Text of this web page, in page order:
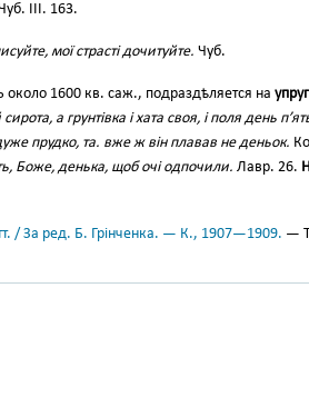
ІІІ. 163.
мої страсті дочитуйте. Чуб.
1600 кв. саж., подраздѣляется на
а грунтівка і хата своя, і поля день
прудко, та. вже ж він плавав не деньок.
Боже, денька, щоб очі одпочили. Лавр. 26.
/ За ред. Б. Грінченка. — К., 1907—1909. —